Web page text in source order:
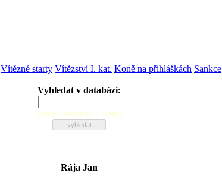
Vítězné starty Vítězství I. kat. Koně na přihláškách Sankce
Vyhledat v databázi:
zadejte alespoň 2 znaky
Rája Jan